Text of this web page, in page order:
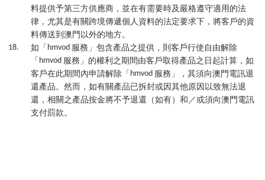
料提供予第三方供應商，並在有需要時及嚴格遵守適用的法
律，尤其是有關跨境傳遞個人資料的法定要求下，將客戶的資
料傳送到澳門以外的地方。
18.
如「 hmvod 服務」包含產品之提供，則客戶行使自由解除
「 hmvod 服務」的權利之期間由客戶取得產品之日起計算，如
客戶在此期間內申請解除「 hmvod 服務」，其須向澳門電訊退
還產品。然而，如有關產品已拆封或因其他原因以致無法退
還，相關之產品按金將不予退還（如有）和／或須向澳門電訊
支付罰款。